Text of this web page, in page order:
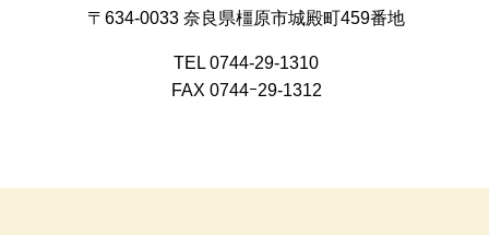
〒634-0033 奈良県橿原市城殿町459番地
TEL 0744-29-1310
FAX 0744ｰ29-1312